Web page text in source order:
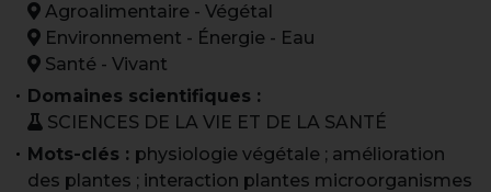
Agroalimentaire - Végétal
Environnement - Énergie - Eau
Santé - Vivant
Domaines scientifiques :
SCIENCES DE LA VIE ET DE LA SANTÉ
Mots-clés : physiologie végétale ; amélioration
des plantes ; interaction plantes microorganismes